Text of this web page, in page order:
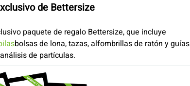
de Bettersize
paquete de regalo Bettersize, que incluye
bolsas de lona, tazas, alfombrillas de ratón y guías
de partículas.